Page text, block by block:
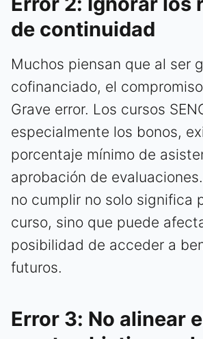
de continuidad
Muchos piensan que al ser
cofinanciado, el
Grave error. Los cursos
especialmente los bonos,
porcentaje mínimo de
aprobación de
no cumplir no solo significa
curso, sino que puede
posibilidad de acceder a
futuros.
Error 3: No alinear